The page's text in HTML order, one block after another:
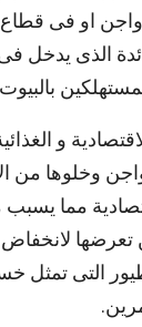
او فى قطاع
الذى يدخل
و
وخلوها من
مما يسبب
لانخفاض
التى تمثل